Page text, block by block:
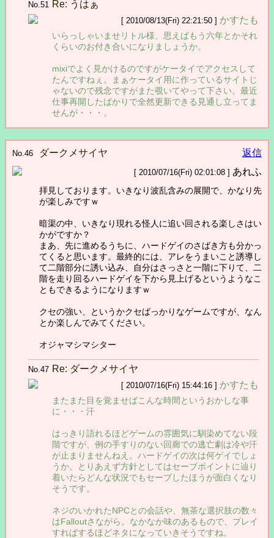
No.51 Re: うはぁ
[ 2010/08/13(Fri) 22:21:50 ] かすたも
いらっしゃいませリトル様、思えばもう六年とかそれ
くらいのお付き合いになりましょうか。
mixiでよく見かけるのですがケータイでアクセスして
たんですねぇ。まぁケータイ用に作っているサイトじ
ゃないので残念ですがまた覗いてやって下さい。最近
仕事再開したばかりで全然更新できる見通し立ってま
せんが・・・。
No.46 ダークメサイヤ 返信
[ 2010/07/16(Fri) 02:01:08 ] あれふ
拝見しております。いきなり波乱含みの展開で、かなり先
が楽しみですｗ
暗渠の中、いきなり現れる怪人に追い回される楽しさはい
かがですか？
まあ、先に進めるうちに、ハードゲイのさばき方も分かっ
てくると思います。最終的には、アレをうまいこと誘導し
て二階部分に誘い込み、自分はさっさと一階に下りて、二
階を走り回るハードゲイを下から見上げるというようなこ
ともできるようになりますｗ
クセの強い、というかクセばっかりなゲームですが、なん
とか楽しんでみてください。
オジャマシマシター
No.47 Re: ダークメサイヤ
[ 2010/07/16(Fri) 15:44:16 ] かすたも
またまた目を覚ませばこんな時間というおかしな事
に・・・汗
はっきり語れるほどゲームの雰囲気に馴染めてない段
階ですが、例の手すりのない回廊での逃亡劇は冷や汗
が止まりませんねえ。ハードゲイの次は何ゲイでしょ
うか。とりあえず方針としてはセーブポイントに辿り
着いたらどんな状況でもセーブしたほうが面白くなり
そうです。
ネジのいかれたNPCとの会話や、無茶な選択肢の数々
はFalloutさながら。なかなか味のあるもので、プレイ
すればするほどネタになっていきそうですね。